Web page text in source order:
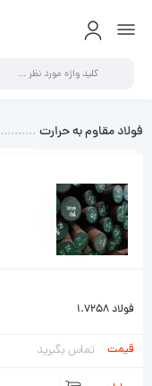
فولاد مقاوم به حرارت
فولاد 1.7258
تماس بگیرید